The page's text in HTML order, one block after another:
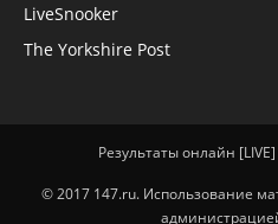
LiveSnooker
The Yorkshire Post
Результаты онлайн [LIVE]
© 2017 147.ru. Использование